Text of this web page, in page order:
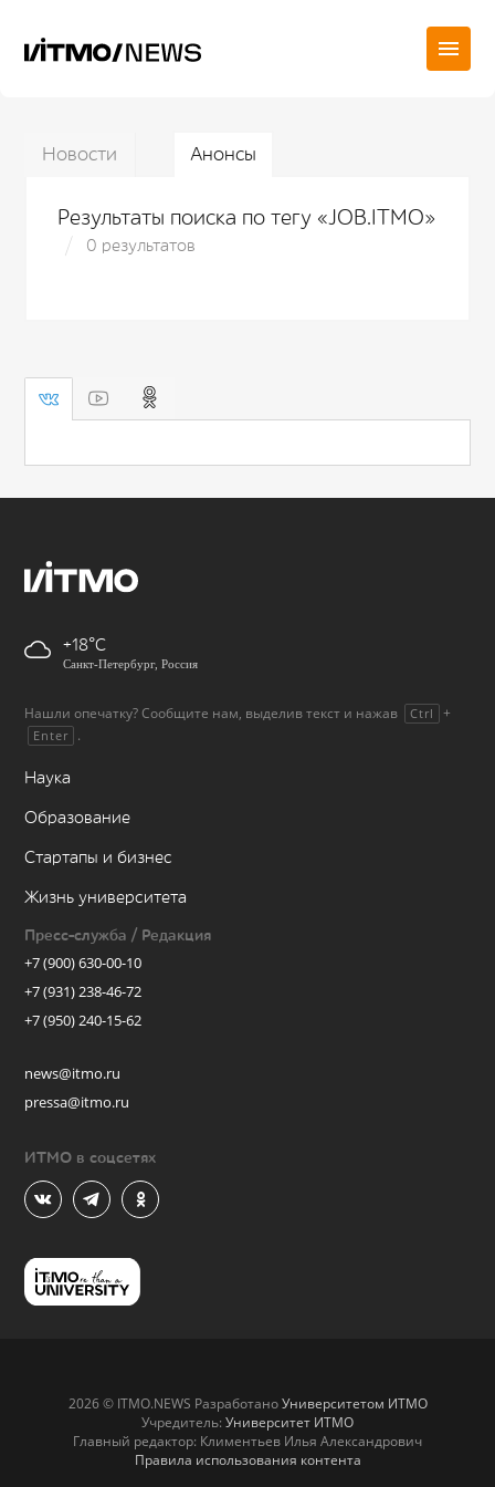
Новости Анонсы
Результаты поиска по тегу «JOB.ITMO»
0 результатов
+18
Санкт-Петербург, Россия
Нашли опечатку? Сообщите нам, выделив текст и нажав Ctrl +
Enter .
Наука
Образование
Стартапы и бизнес
Жизнь университета
Пресс-служба / Редакция
+7 (900) 630-00-10
+7 (931) 238-46-72
+7 (950) 240-15-62
news@itmo.ru
pressa@itmo.ru
ИТМО в соцсетях
2026 © ITMO.NEWS РазработаноУниверситетом ИТМО
Учредитель: Университет ИТМО
Главный редактор: Климентьев Илья Александрович
Правила использования контента